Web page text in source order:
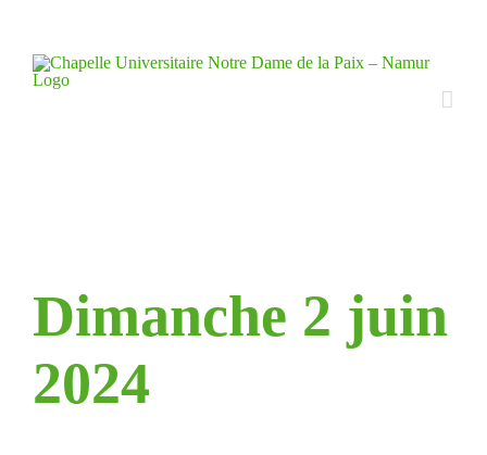
content
Dimanche 2 juin
2024